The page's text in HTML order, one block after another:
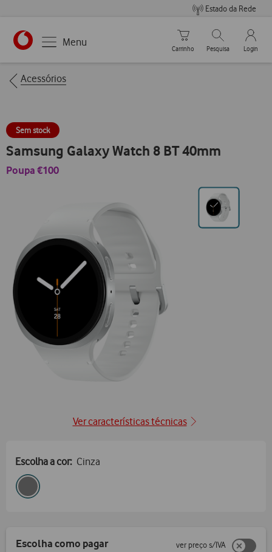
Estado da Rede
https://www.vodafone.pt
Menu
Carrinho de compras
Carrinho
Pesquisar
Pesquisa
My
Login
Breadcrumbs
Acessórios
Sem stock
Samsung Galaxy Watch 8 BT 40mm
Poupa €100
Ir
para
Ver características técnicas
Escolha a cor: Cinza
Escolha como pagar ver preço s/IVA